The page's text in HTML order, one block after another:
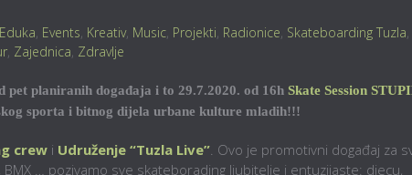
Eduka, Events, Kreativ, Music, Projekti, Radionice, Skateboarding Tuzla,
, Zajednica, Zdravlje
planiranih događaja i to 29.7.2020. od 16h Skate Session
sporta i bitnog dijela urbane kulture mladih!!!
crew i Udruženje “Tuzla Live”. Ovo je promotivni događaj za
… pozivamo sve skateborading ljubitelje i entuzijaste: djecu,